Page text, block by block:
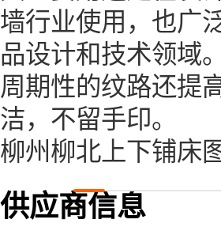
墙行业使用，也广
品设计和技术领域
周期性的纹路还提
洁，不留手印。
柳州柳北上下铺床
供应商信息